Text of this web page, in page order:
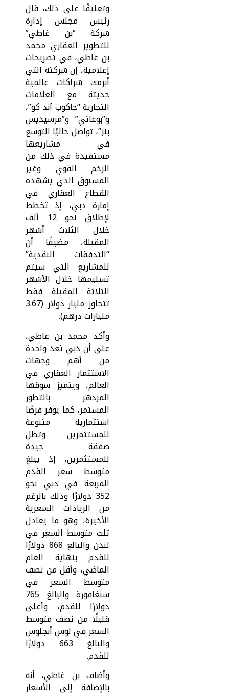
وتعليقًا على ذلك، قال
رئيس مجلس إدارة
شركة “بن غاطي”
للتطوير العقاري محمد
بن غاطي، في تصريحات
إعلامية، إن شركته التي
أبرمت شراكات عالمية
حديثة مع العلامات
التجارية “جاكوب آند كو”،
و”بوغاتي” و”مرسيديس
بنز”، تواصل حاليًا التوسع
في مشاريعها
مستفيدة في ذلك من
الزخم القوي وغير
المسبوق الذي يشهده
القطاع العقاري في
إمارة دبي، إذ تخطط
لإطلاق نحو 12 ألف
خلال الثلاث أشهر
المقبلة، مضيفًا أن
“التدفقات النقدية”
للمشاريع التي سيتم
تسليمها خلال الأشهر
الثلاثة المقبلة فقط
تتجاوز مليار دولار (3.67
مليارات درهم).
وأكد محمد بن غاطي،
على أن دبي تعد واحدة
من أهم وجهات
الاستثمار العقاري في
العالم، ويتميز سوقها
المزدهر بالتطور
المستمر، كما يوفر فرصًا
استثمارية متنوعة
للمستثمرين وتظل
صفقة جيدة
للمستثمرين، إذ يبلغ
متوسط سعر القدم
المربعة في دبي نحو
352 دولارًا وذلك بالرغم
من الزيادات السعرية
الأخيرة، وهو ما يعادل
ثلث متوسط السعر في
لندن والبالغ 868 دولارًا
للقدم بنهاية العام
الماضي، وأقل من نصف
متوسط السعر في
سنغافورة والبالغ 765
دولارًا للقدم، وأعلى
قليلًا من نصف متوسط
السعر في لوس أنجلوس
والبالغ 663 دولارًا
للقدم.
وأضاف بن غاطي، أنه
بالإضافة إلى الأسعار